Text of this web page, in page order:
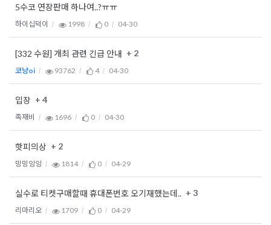
5수코 연장판매 하나여..?ㅠㅠ
하이십덕이 1998 0 04-30
[332 수원] 개최 관련 긴급 안내 + 2
코냥oi 93762 4 04-30
입장 + 4
족재비 1696 0 04-30
핫피의상 + 2
밍밍잉잉 1814 0 04-29
실수로 티켓구매할때 휴대폰번호 오기재했는데.. + 3
리마리오 1709 0 04-29